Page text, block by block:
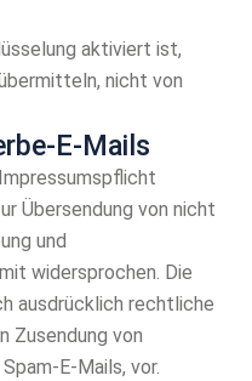
aktiviert ist,
nicht von
E-Mails
Übersendung von nicht
und
widersprochen. Die
ausdrücklich rechtliche
Zusendung von
E-Mails, vor.